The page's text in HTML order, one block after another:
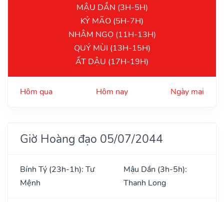
MẬU DẦN (3H-5H)
KỶ MÃO (5H-7H)
NHÂM NGỌ (11H-13H)
QUÝ MÙI (13H-15H)
ẤT DẬU (17H-19H)
Hôm qua Hôm nay Ngày mai
Giờ Hoàng đạo 05/07/2044
Bính Tý (23h-1h): Tư
Mệnh
Mậu Dần (3h-5h):
Thanh Long